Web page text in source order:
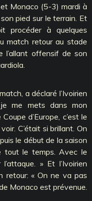
Monaco (5-3) mardi à
pied sur le terrain. Et
procéder à quelques
match retour au stade
l’allant offensif de son
a déclaré l’Ivoirien
me mets dans mon
d’Europe, c’est le
C’était si brillant. On
le début de la saison
tout le temps. Avec le
» Et l’Ivoirien
retour: « On ne va pas
Monaco est prévenue.